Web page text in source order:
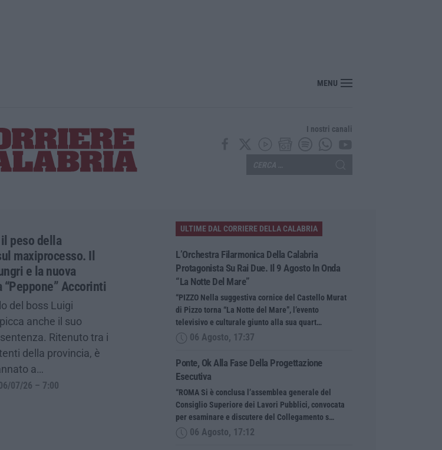
MENU
I nostri canali
peso della
maxiprocesso. Il
e la nuova
“Peppone” Accorinti
del boss Luigi
anche il suo
Ritenuto tra i
della provincia, è
a…
07/26 – 7:00
ULTIME DAL CORRIERE DELLA CALABRIA
L’Orchestra Filarmonica Della Calabria
Protagonista Su Rai Due. Il 9 Agosto In Onda
“La Notte Del Mare”
“PIZZO Nella suggestiva cornice del Castello Murat
di Pizzo torna “La Notte del Mare”, l’evento
televisivo e culturale giunto alla sua quart…
06 Agosto, 17:37
Ponte, Ok Alla Fase Della Progettazione
Esecutiva
“ROMA Si è conclusa l’assemblea generale del
Consiglio Superiore dei Lavori Pubblici, convocata
per esaminare e discutere del Collegamento s…
06 Agosto, 17:12